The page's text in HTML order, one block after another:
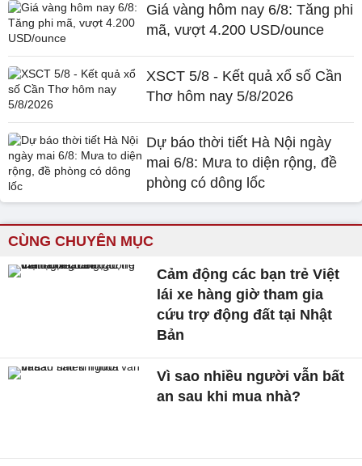
Giá vàng hôm nay 6/8: Tăng phi
mã, vượt 4.200 USD/ounce
XSCT 5/8 - Kết quả xổ số Cần
Thơ hôm nay 5/8/2026
Dự báo thời tiết Hà Nội ngày
mai 6/8: Mưa to diện rộng, đề
phòng có dông lốc
CÙNG CHUYÊN MỤC
Cảm động các bạn trẻ Việt
lái xe hàng giờ tham gia
cứu trợ động đất tại Nhật
Bản
Vì sao nhiều người vẫn bất
an sau khi mua nhà?